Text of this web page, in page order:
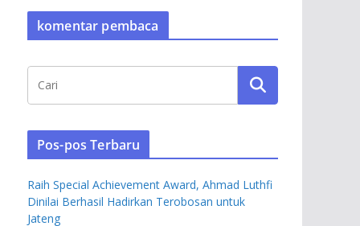
komentar pembaca
Pos-pos Terbaru
Raih Special Achievement Award, Ahmad Luthfi
Dinilai Berhasil Hadirkan Terobosan untuk
Jateng